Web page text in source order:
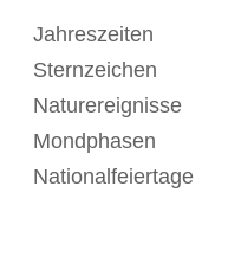
Jahreszeiten
Sternzeichen
Naturereignisse
Mondphasen
Nationalfeiertage